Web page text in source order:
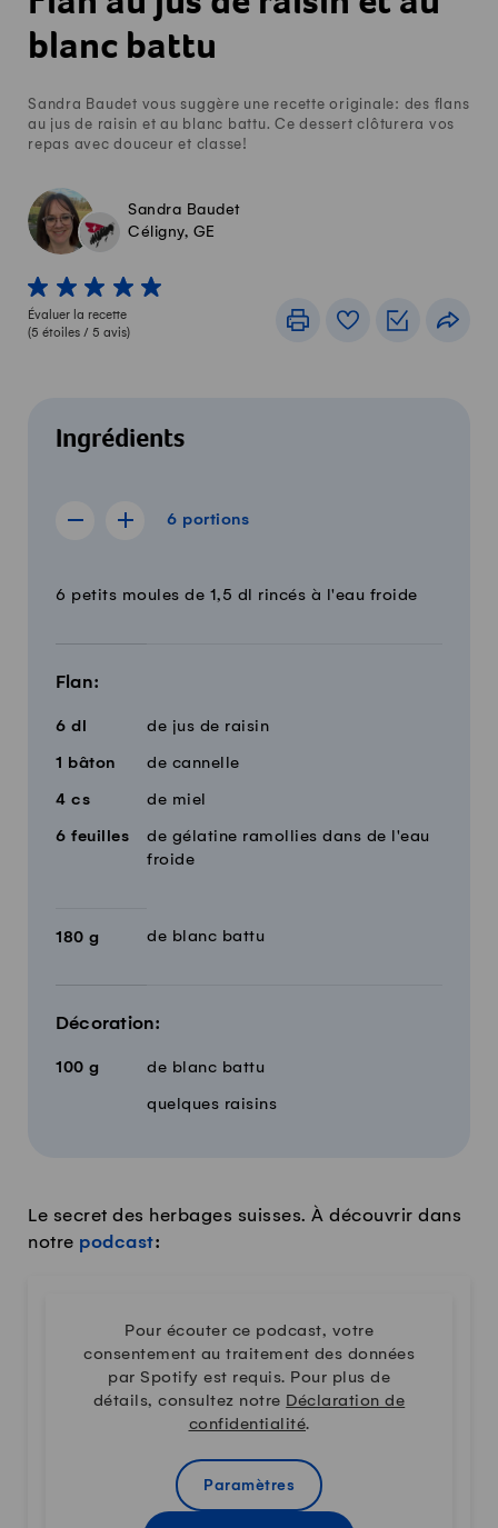
blanc battu
Sandra Baudet vous suggère une recette originale: des flans
au jus de raisin et au blanc battu. Ce dessert clôturera vos
repas avec douceur et classe!
Sandra Baudet
Céligny, GE
1 von 5 étoiles
2 von 5 étoiles
3 von 5 étoiles
4 von 5 étoiles
5 von 5 étoiles
Évaluer la recette
(5 étoiles / 5 avis)
ImprimerLivre de recettes
Listes de
Ingrédients
6 portions
Afficher la recette de 5 portions
Afficher la recette de 7 portions
6 portions
QuantitéIngrédients
6 petits moules de 1,5 dl rincés à l'eau froide
Flan:
6 dl de jus de raisin
1 bâton de cannelle
4 cs de miel
6 feuilles
de gélatine ramollies dans de l'eau
froide
180 g de blanc battu
Décoration:
100 g de blanc battu
quelques raisins
Le secret des herbages suisses. À découvrir dans
notre podcast:
Pour écouter ce podcast, votre
consentement au traitement des données
par Spotify est requis. Pour plus de
détails, consultez notre Déclaration de
confidentialité.
Paramètres